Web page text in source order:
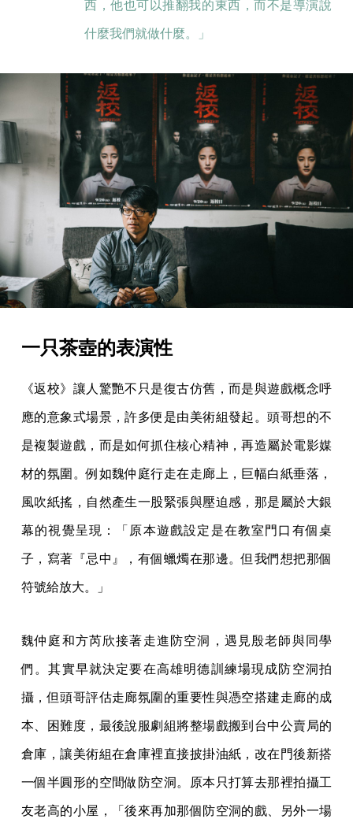
西，他也可以推翻我的東西，而不是導演說
什麼我們就做什麼。」
一只茶壺的表演性
《返校》讓人驚艷不只是復古仿舊，而是與遊戲概念呼
應的意象式場景，許多便是由美術組發起。頭哥想的不
是複製遊戲，而是如何抓住核心精神，再造屬於電影媒
材的氛圍。例如魏仲庭行走在走廊上，巨幅白紙垂落，
風吹紙搖，自然產生一股緊張與壓迫感，那是屬於大銀
幕的視覺呈現：「原本遊戲設定是在教室門口有個桌
子，寫著『忌中』，有個蠟燭在那邊。但我們想把那個
符號給放大。」
魏仲庭和方芮欣接著走進防空洞，遇見殷老師與同學
們。其實早就決定要在高雄明德訓練場現成防空洞拍
攝，但頭哥評估走廊氛圍的重要性與憑空搭建走廊的成
本、困難度，最後說服劇組將整場戲搬到台中公賣局的
倉庫，讓美術組在倉庫裡直接披掛油紙，改在門後新搭
一個半圓形的空間做防空洞。原本只打算去那裡拍攝工
友老高的小屋，「後來再加那個防空洞的戲、另外一場